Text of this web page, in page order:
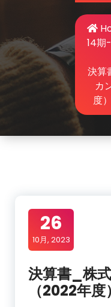
14
決算
カ
度
26
10月, 2023
決算書_株
（2022年